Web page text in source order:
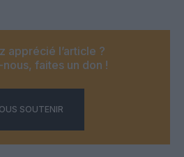
apprécié l’article ?
faites un don !
SOUTENIR